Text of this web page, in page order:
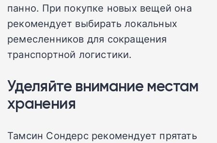
панно. При покупке новых вещей она
рекомендует выбирать локальных
ремесленников для сокращения
транспортной логистики.
Уделяйте внимание местам
хранения
Тамсин Сондерс рекомендует прятать